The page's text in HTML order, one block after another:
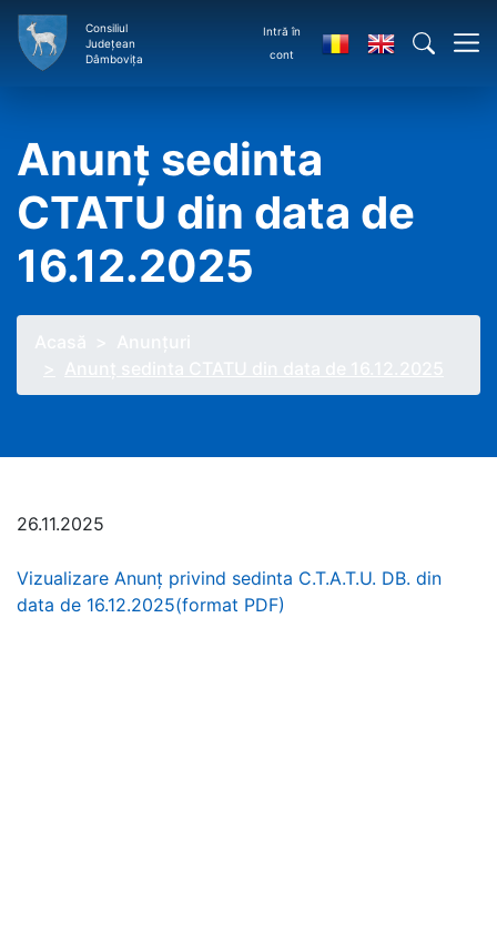
Consiliul
Județean
Dâmbovița
Intră în
cont
Anunț sedinta
CTATU din data de
16.12.2025
26.11.2025
Vizualizare Anunț privind sedinta C.T.A.T.U. DB. din
data de 16.12.2025(format PDF)